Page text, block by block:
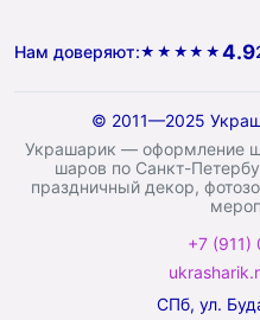
Нам доверяют:★★★★★ 4.9
© 2011—2025
Украшарик — оформление
шаров по Санкт-
праздничный декор,
+7
СПб, ул.